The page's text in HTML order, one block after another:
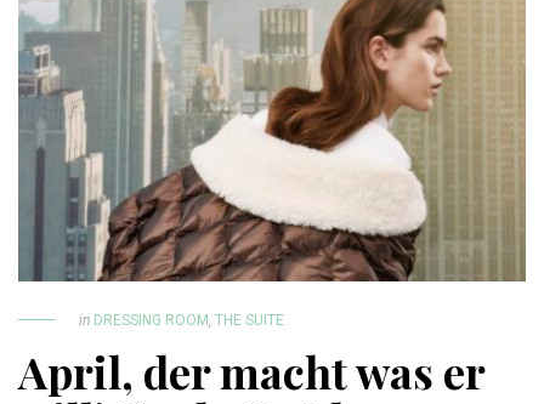
in DRESSING ROOM, THE SUITE
April, der macht was er